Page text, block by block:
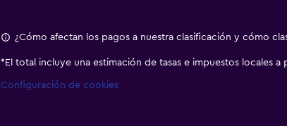
¿Cómo afectan los pagos a nuestra clasificación y cómo
* El total incluye una estimación de tasas e impuestos locales a
Configuración de cookies